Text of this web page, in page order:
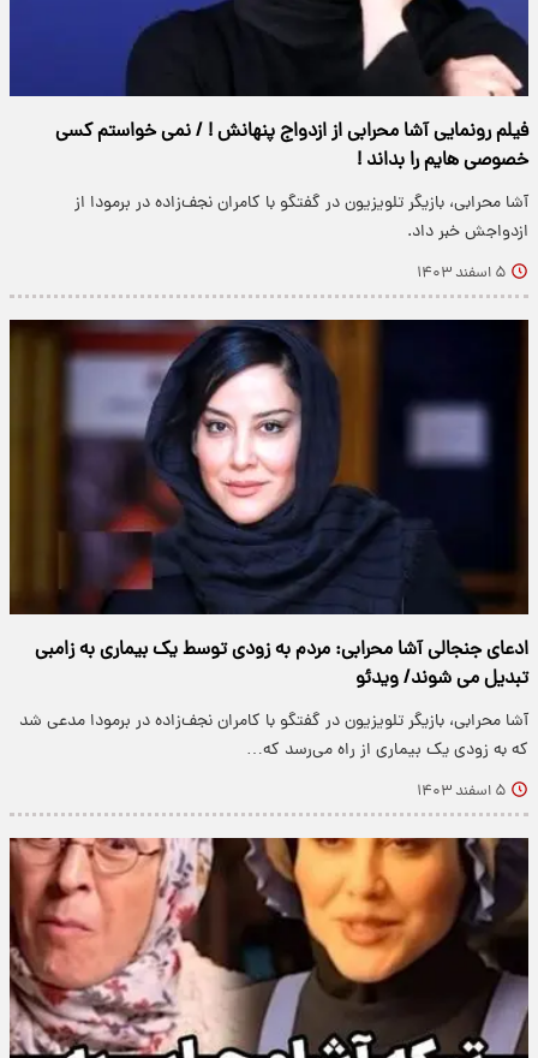
فیلم رونمایی آشا محرابی از ازدواج پنهانش ! / نمی خواستم کسی
خصوصی هایم را بداند !
آشا محرابی، بازیگر تلویزیون در گفتگو با کامران نجف‌زاده در برمودا از
ازدواجش خبر داد.
۵ اسفند ۱۴۰۳
ادعای جنجالی آشا محرابی: مردم به زودی توسط یک بیماری به زامبی
تبدیل می شوند/ ویدئو
آشا محرابی، بازیگر تلویزیون در گفتگو با کامران نجف‌زاده در برمودا مدعی شد
که به زودی یک بیماری‌ از راه می‌رسد که…
۵ اسفند ۱۴۰۳